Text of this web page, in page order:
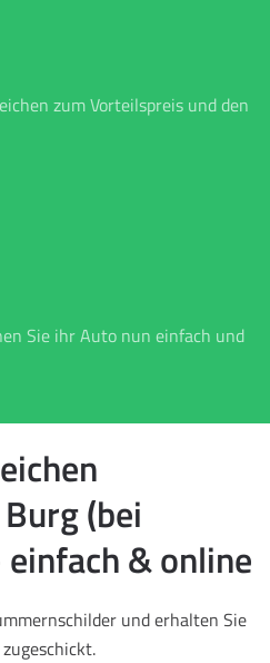
zum Vorteilspreis und den
Sie ihr Auto nun einfach und
(bei
& online
und erhalten Sie